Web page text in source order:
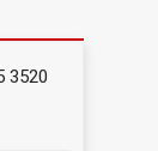
3520